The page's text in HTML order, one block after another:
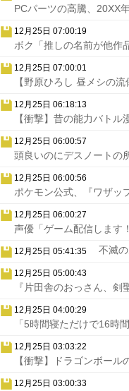
PCパーツの高騰、20XX
12月25日 07:00:19
ボク「推しの名前が他作
12月25日 07:00:01
【野原ひろし 昼メシの
12月25日 06:18:13
【衝撃】昔の能力バト
12月25日 06:00:57
頭良いのにデスノートの
12月25日 06:00:56
ポケモン公式、『ワザッ
12月25日 06:00:27
声優「ゲーム配信します
12月25日 05:41:35 不滅
12月25日 05:00:43
『片田舎のおっさん、剣
12月25日 04:00:29
「5時間寝ただけで16時
12月25日 03:03:22
【衝撃】ドラゴンボール
12月25日 03:00:33